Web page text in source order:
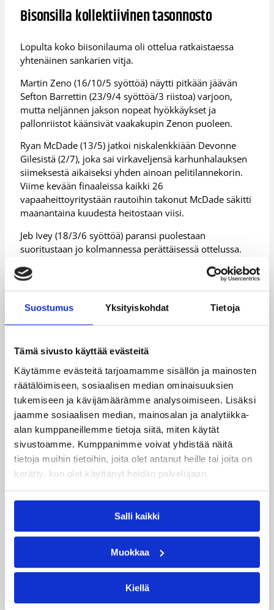
Suostumus Yksityiskohdat Tietoja
Tämä sivusto käyttää evästeitä
Käytämme evästeitä tarjoamamme sisällön ja mainosten
räätälöimiseen, sosiaalisen median ominaisuuksien
tukemiseen ja kävijämäärämme analysoimiseen. Lisäksi
jaamme sosiaalisen median, mainosalan ja analytiikka-
alan kumppaneillemme tietoja siitä, miten käytät
sivustoamme. Kumppanimme voivat yhdistää näitä
tietoja muihin tietoihin, joita olet antanut heille tai joita on
kerätty, kun olet käyttänyt heidän palvelujaan.
Salli kaikki
Muokkaa
Kiellä
Bisonsilla kollektiivinen tasonnosto
Lopulta koko biisonilauma oli ottelua ratkaistaessa
yhtenäinen sankarien vitja.
Martin Zeno (16/10/5 syöttöä) näytti pitkään jäävän
Sefton Barrettin (23/9/4 syöttöä/3 riistoa) varjoon,
mutta neljännen jakson nopeat hyökkäykset ja
pallonriistot käänsivät vaakakupin Zenon puoleen.
Ryan McDade (13/5) jatkoi niskalenkkiään Devonne
Gilesistä (2/7), joka sai virkaveljensä karhunhalauksen
siimeksestä aikaiseksi yhden ainoan pelitilannekorin.
Viime kevään finaaleissa kaikki 26
vapaaheittoyritystään rautoihin takonut McDade säkitti
maanantaina kuudesta heitostaan viisi.
Jeb Ivey (18/3/6 syöttöä) paransi puolestaan
suoritustaan jo kolmannessa perättäisessä ottelussa.
nelistämään kenttää porhalsi Ivey seitsemän
peninkulman saappailla karkuun KTP-pelinrakentaja
Bojan Sarcevicilta (8/3/5 syöttöä).
Ivey upotti kolmosen pussiin jo 157. perättäisessä
vapaaheitollaan yhden heiton päähän Hanno Möttölän
ja Kalevi Pietikäisen hallussaan pitämästä, 48
onnistuneen perättäisen vapaaheiton Suomen
ennätyksestä.
– Meillä oli omat vaikeutemme, mutta painotin jätkille,
ettei meidän ole pakko keksiä pyörää uudestaan.
Pysyimme perusasioissa, teimme pari hienosäätöä ja
pikku hiljaa Mikko, Jeb ja Martin saivat pelinsä
kulkemaan. Tämä joukkue ei hyydy loppuhetkillä,
Gibson ylisti.
KTP:sta puhtaat paperit pokkasi lähinnä Barrett, jonka
varassa kotkalaishyökkäys oli. Jukka Matinen (8/2)
onnistui avauspuoliskolla, Michael Pounds (5/2) teki
pelinrakentajan tontilla ja Timo Heinosella (13/5) oli
hetkensä KTP:n kolmannen jakson karkumatkan